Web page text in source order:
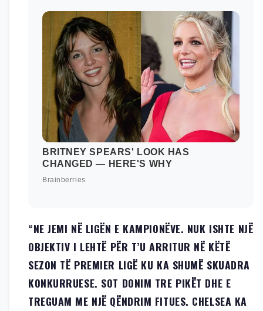
“NE JEMI NË LIGËN E KAMPIONËVE. NUK ISHTE NJË
OBJEKTIV I LEHTË PËR T’U ARRITUR NË KËTË
SEZON TË PREMIER LIGË KU KA SHUMË SKUADRA
KONKURRUESE. SOT DONIM TRE PIKËT DHE E
TREGUAM ME NJË QËNDRIM FITUES. CHELSEA KA